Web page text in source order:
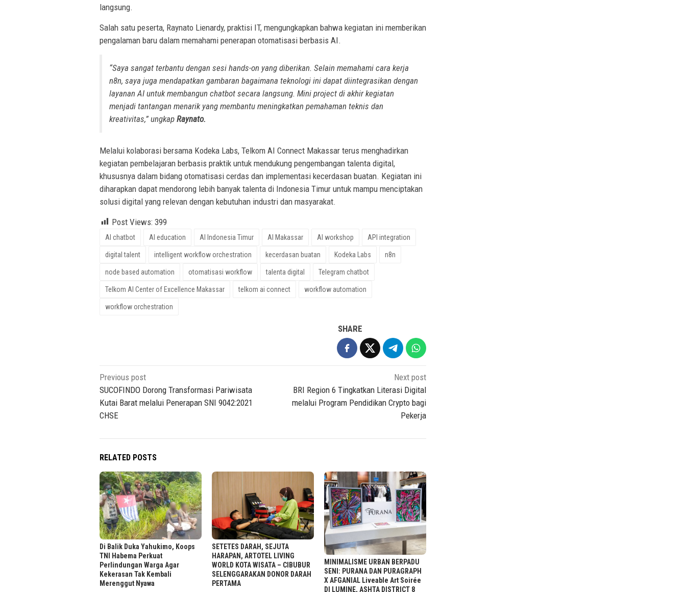
langsung.
Salah satu peserta, Raynato Lienardy, praktisi IT, mengungkapkan bahwa kegiatan ini memberikan
pengalaman baru dalam memahami penerapan otomatisasi berbasis AI.
“Saya sangat terbantu dengan sesi hands-on yang diberikan. Selain memahami cara kerja
n8n, saya juga mendapatkan gambaran bagaimana teknologi ini dapat diintegrasikan dengan
layanan AI untuk membangun chatbot secara langsung. Mini project di akhir kegiatan
menjadi tantangan menarik yang membantu meningkatkan pemahaman teknis dan
kreativitas,” ungkap Raynato.
Melalui kolaborasi bersama Kodeka Labs, Telkom AI Connect Makassar terus menghadirkan
kegiatan pembelajaran berbasis praktik untuk mendukung pengembangan talenta digital,
khususnya dalam bidang otomatisasi cerdas dan implementasi kecerdasan buatan. Kegiatan ini
diharapkan dapat mendorong lebih banyak talenta di Indonesia Timur untuk mampu menciptakan
solusi digital yang relevan dengan kebutuhan industri dan masyarakat.
Post Views: 399
AI chatbot AI education AI Indonesia Timur AI Makassar AI workshop API integration
digital talent intelligent workflow orchestration kecerdasan buatan Kodeka Labs n8n
node based automation otomatisasi workflow talenta digital Telegram chatbot
Telkom AI Center of Excellence Makassar telkom ai connect workflow automation
workflow orchestration
SHARE
Post
navigation
Previous post
SUCOFINDO Dorong Transformasi Pariwisata
Kutai Barat melalui Penerapan SNI 9042:2021
CHSE
Next post
BRI Region 6 Tingkatkan Literasi Digital
melalui Program Pendidikan Crypto bagi
Pekerja
RELATED POSTS
Di Balik Duka Yahukimo, Koops
TNI Habema Perkuat
Perlindungan Warga Agar
Kekerasan Tak Kembali
Merenggut Nyawa
SETETES DARAH, SEJUTA
HARAPAN, ARTOTEL LIVING
WORLD KOTA WISATA – CIBUBUR
SELENGGARAKAN DONOR DARAH
PERTAMA
MINIMALISME URBAN BERPADU
SENI: PURANA DAN PURAGRAPH
X AFGANIAL Liveable Art Soirée
DI LUMINE, ASHTA DISTRICT 8